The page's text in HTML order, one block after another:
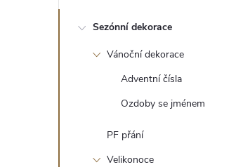
Sezónní dekorace
Vánoční dekorace
Adventní čísla
Ozdoby se jménem
PF přání
Velikonoce